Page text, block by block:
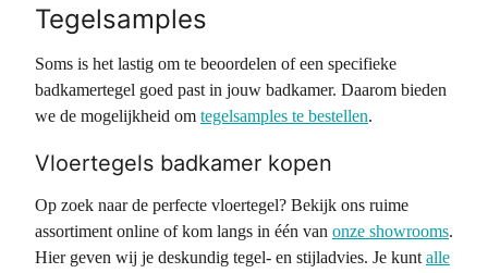
Tegelsamples
Soms is het lastig om te beoordelen of een specifieke
badkamertegel goed past in jouw badkamer. Daarom bieden
we de mogelijkheid om tegelsamples te bestellen.
Vloertegels badkamer kopen
Op zoek naar de perfecte vloertegel? Bekijk ons ruime
assortiment online of kom langs in één van onze showrooms.
Hier geven wij je deskundig tegel- en stijladvies. Je kunt alle